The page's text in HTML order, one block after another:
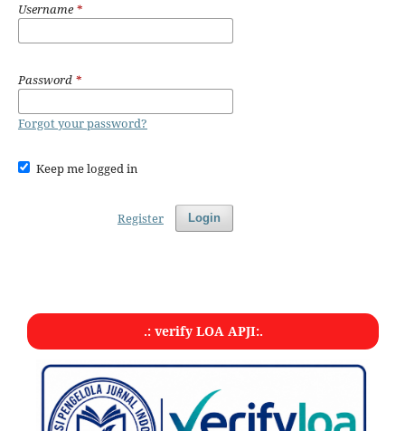
Username*
Password *
Forgot your password?
Keep me logged in
Login
Register
.: verify LOA APJI:.